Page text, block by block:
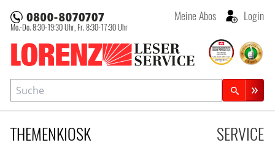
Lorenz Leserservice
Mo.-Do. 8:30-19:30 Uhr, Fr. 8:30-17:30 Uhr
Meine Abos Login
THEMENKIOSK
SERVICE
Suche
Zeitschriftensuche